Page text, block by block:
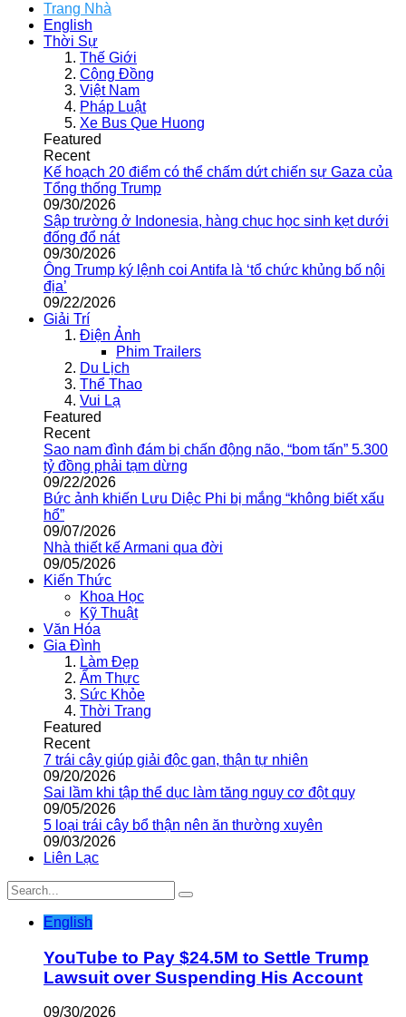
Trang Nhà
English
Thời Sự
Thế Giới
Cộng Đồng
Việt Nam
Pháp Luật
Xe Bus Que Huong
Featured
Recent
Kế hoạch 20 điểm có thể chấm dứt chiến sự Gaza của
Tổng thống Trump
09/30/2026
Sập trường ở Indonesia, hàng chục học sinh kẹt dưới
đống đổ nát
09/30/2026
Ông Trump ký lệnh coi Antifa là ‘tổ chức khủng bố nội
địa’
09/22/2026
Giải Trí
Điện Ảnh
Phim Trailers
Du Lịch
Thể Thao
Vui Lạ
Featured
Recent
Sao nam đình đám bị chấn động não, “bom tấn” 5.300
tỷ đồng phải tạm dừng
09/22/2026
Bức ảnh khiến Lưu Diệc Phi bị mắng “không biết xấu
hổ”
09/07/2026
Nhà thiết kế Armani qua đời
09/05/2026
Kiến Thức
Khoa Học
Kỹ Thuật
Văn Hóa
Gia Đình
Làm Đẹp
Ẩm Thực
Sức Khỏe
Thời Trang
Featured
Recent
7 trái cây giúp giải độc gan, thận tự nhiên
09/20/2026
Sai lầm khi tập thể dục làm tăng nguy cơ đột quỵ
09/05/2026
5 loại trái cây bổ thận nên ăn thường xuyên
09/03/2026
Liên Lạc
English
YouTube to Pay $24.5M to Settle Trump
Lawsuit over Suspending His Account
09/30/2026